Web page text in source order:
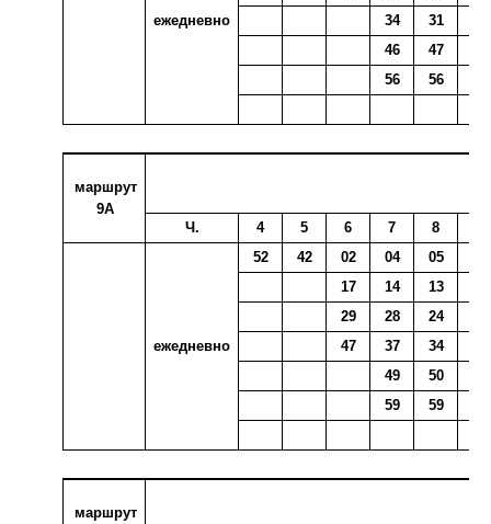
ежедневно
34
31
46
47
56
56
маршрут
9А
Ч.
4 5 6 7 8
ежедневно
52 42 02 04 05
17
14 13
29
28 24
47
37 34
49
50
59
59
маршрут